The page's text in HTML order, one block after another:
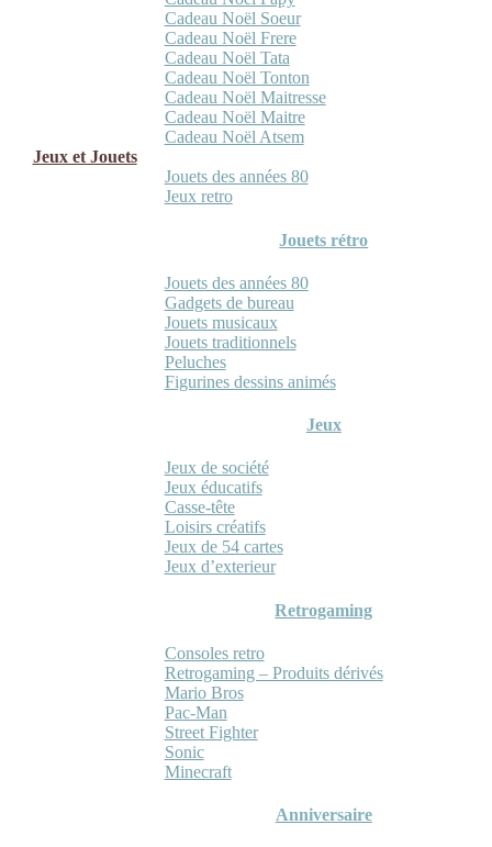
Cadeau Noël Soeur
Cadeau Noël Frere
Cadeau Noël Tata
Cadeau Noël Tonton
Cadeau Noël Maitresse
Cadeau Noël Maitre
Cadeau Noël Atsem
Jeux et Jouets
Jouets des années 80
Jeux retro
Jouets rétro
Jouets des années 80
Gadgets de bureau
Jouets musicaux
Jouets traditionnels
Peluches
Figurines dessins animés
Jeux
Jeux de société
Jeux éducatifs
Casse-tête
Loisirs créatifs
Jeux de 54 cartes
Jeux d’exterieur
Retrogaming
Consoles retro
Retrogaming – Produits dérivés
Mario Bros
Pac-Man
Street Fighter
Sonic
Minecraft
Anniversaire